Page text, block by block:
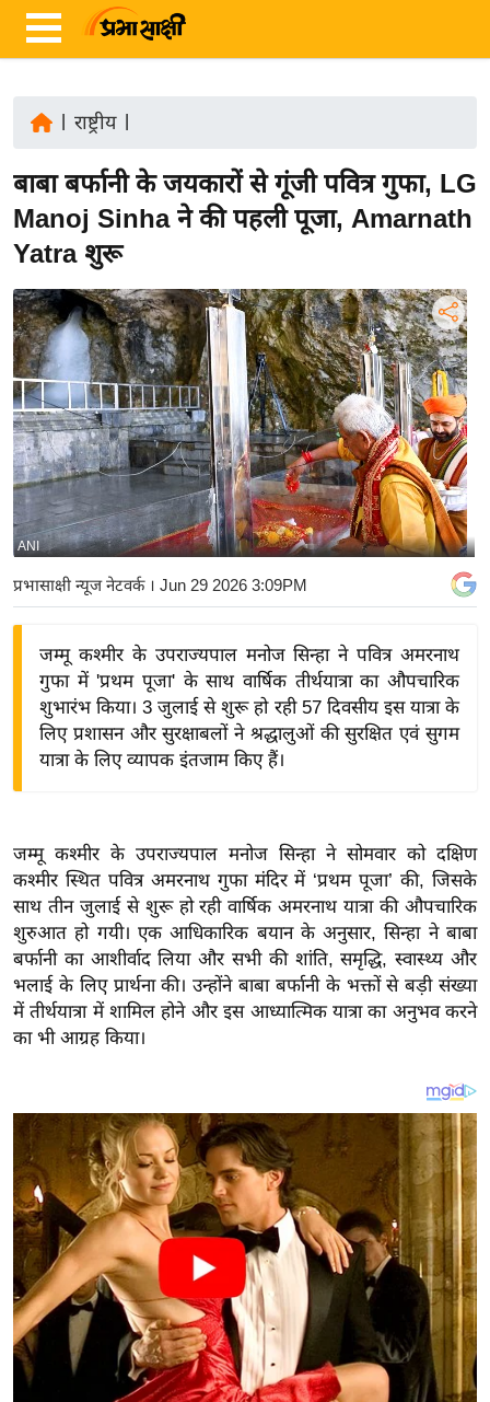
ज़ा
ख
ब
र
रा
ष्ट्री
य
अं
त
र्रा
ष्ट्री
य
बि
ज़
ने
द्यो
वि
शे
ष
ज्ञ
रा
य
ब
ज
खे
ल
क्रि
के
ट
I
P
L
2
0
राष्ट्रीय|
बाबा बर्फानी के जयकारों से गूंजी पवित्र गुफा, LG
Manoj Sinha ने की पहली पूजा, Amarnath
Yatra शुरू
ANI
प्रभासाक्षी न्यूज नेटवर्क। Jun 29 2026 3:09PM
जम्मू कश्मीर के उपराज्यपाल मनोज सिन्हा ने पवित्र अमरनाथ
गुफा में 'प्रथम पूजा' के साथ वार्षिक तीर्थयात्रा का औपचारिक
शुभारंभ किया। 3 जुलाई से शुरू हो रही 57 दिवसीय इस यात्रा के
लिए प्रशासन और सुरक्षाबलों ने श्रद्धालुओं की सुरक्षित एवं सुगम
यात्रा के लिए व्यापक इंतजाम किए हैं।
जम्मू कश्मीर के उपराज्यपाल मनोज सिन्हा ने सोमवार को दक्षिण
कश्मीर स्थित पवित्र अमरनाथ गुफा मंदिर में ‘प्रथम पूजा’ की, जिसके
साथ तीन जुलाई से शुरू हो रही वार्षिक अमरनाथ यात्रा की औपचारिक
शुरुआत हो गयी। एक आधिकारिक बयान के अनुसार, सिन्हा ने बाबा
बर्फानी का आशीर्वाद लिया और सभी की शांति, समृद्धि, स्वास्थ्य और
भलाई के लिए प्रार्थना की। उन्होंने बाबा बर्फानी के भक्तों से बड़ी संख्या
में तीर्थयात्रा में शामिल होने और इस आध्यात्मिक यात्रा का अनुभव करने
का भी आग्रह किया।